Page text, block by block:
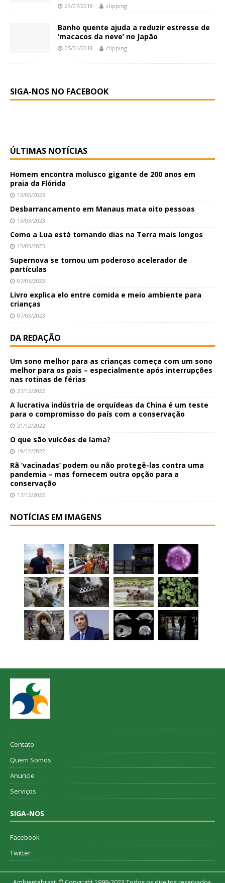
23/07/2018 clipping
Banho quente ajuda a reduzir estresse de
‘macacos da neve’ no Japão
05/04/2018 clipping
SIGA-NOS NO FACEBOOK
ÚLTIMAS NOTÍCIAS
Homem encontra molusco gigante de 200 anos em
praia da Flórida
13/03/2023
Desbarrancamento em Manaus mata oito pessoas
13/03/2023
Como a Lua está tornando dias na Terra mais longos
13/03/2023
Supernova se tornou um poderoso acelerador de
partículas
07/03/2023
Livro explica elo entre comida e meio ambiente para
crianças
07/03/2023
DA REDAÇÃO
Um sono melhor para as crianças começa com um sono
melhor para os pais – especialmente após interrupções
nas rotinas de férias
27/12/2022
A lucrativa indústria de orquídeas da China é um teste
para o compromisso do país com a conservação
21/12/2022
O que são vulcões de lama?
19/12/2022
Rã ‘vacinadas’ podem ou não protegê-las contra uma
pandemia – mas fornecem outra opção para a
conservação
17/12/2022
NOTÍCIAS EM IMAGENS
Contato
Quem Somos
Anuncie
Serviços
SIGA-NOS
Facebook
Twitter